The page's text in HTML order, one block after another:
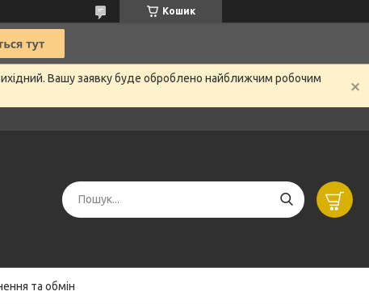
Кошик
Вашу заявку буде оброблено найближчим робочим
та обмін